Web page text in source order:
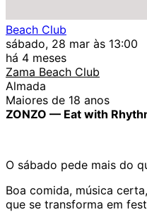
Beach Club
sábado, 28 mar às 13:00
há 4 meses
Zama Beach Club
Almada
Maiores de 18 anos
ZONZO — Eat with
O sábado pede mais do
Boa comida, música
que se transforma em